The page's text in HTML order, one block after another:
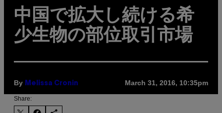
中国で拡大し続ける希
少生物の部位取引市場
By Melissa Cronin March 31, 2016, 10:35pm
Share: